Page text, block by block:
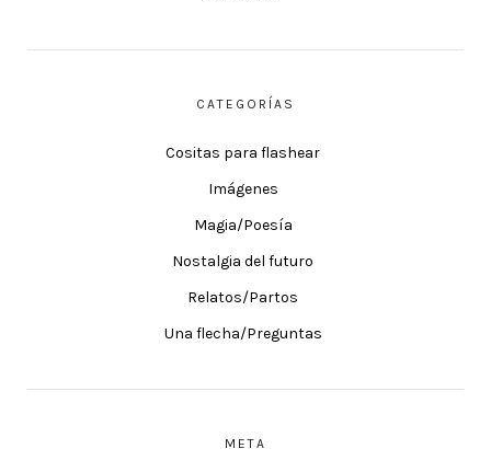
CATEGORÍAS
Cositas para flashear
Imágenes
Magia/Poesía
Nostalgia del futuro
Relatos/Partos
Una flecha/Preguntas
META